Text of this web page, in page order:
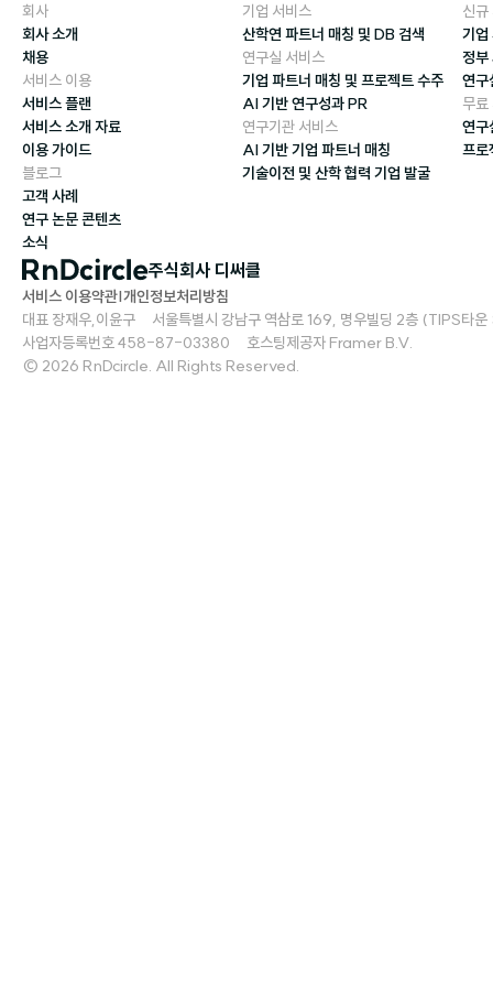
회사
회사 소개
채용
서비스 이용
서비스 플랜
서비스 소개 자료
이용 가이드
블로그
고객 사례
연구 논문 콘텐츠
소식
기업 서비스
산학연 파트너 매칭 및 DB 검색
연구실 서비스
기업 파트너 매칭 및 프로젝트 수주
AI 기반 연구성과 PR
연구기관 서비스
AI 기반 기업 파트너 매칭
기술이전 및 산학 협력 기업 발굴
신규
기업
정부
연구
무료
연구
프로
주식회사 디써클
서비스 이용약관|개인정보처리방침
대표 장재우,이윤구     서울특별시 강남구 역삼로 169, 명우빌딩 2층
사업자등록번호 458-87-03380     호스팅제공자 Framer B.V.
© 2026 RnDcircle. All Rights Reserved.